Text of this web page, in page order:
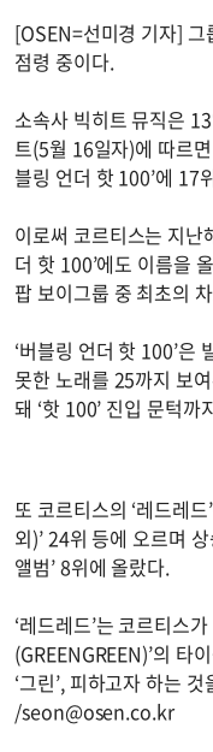
[OSEN=선미경 기자]
점령 중이다.
소속사 빅히트 뮤직은
트(5월 16일자)에 따르면
블링 언더 핫 100’에 17
이로써 코르티스는 지난
더 핫 100’에도 이름을
팝 보이그룹 중 최초의
‘버블링 언더 핫 100’은
못한 노래를 25까지 보
돼 ‘핫 100’ 진입 문턱
또 코르티스의 ‘레드레
외)’ 24위 등에 오르며
앨범’ 8위에 올랐다.
‘레드레드’는 코르티스
(GREENGREEN)’의 타
‘그린’, 피하고자 하는
/seon@osen.co.kr